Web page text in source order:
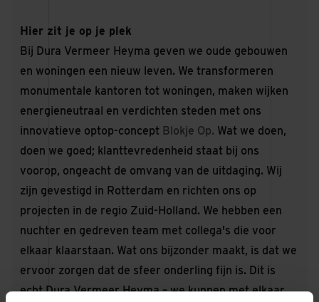
Hier zit je op je plek
Bij Dura Vermeer Heyma geven we oude gebouwen
en woningen een nieuw leven. We transformeren
monumentale kantoren tot woningen, maken wijken
energieneutraal en verdichten steden met ons
innovatieve optop-concept Blokje Op. Wat we doen,
doen we goed; klanttevredenheid staat bij ons
voorop, ongeacht de omvang van de uitdaging. Wij
zijn gevestigd in Rotterdam en richten ons op
projecten in de regio Zuid-Holland. We hebben een
nuchter en gedreven team met collega's die voor
elkaar klaarstaan. Wat ons bijzonder maakt, is dat we
ervoor zorgen dat de sfeer onderling fijn is. Dit is
echt Dura Vermeer Heyma – we kunnen met elkaar